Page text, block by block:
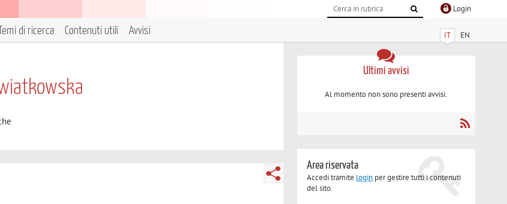
Login
IT EN
Temi di ricerca Contenuti utili Avvisi
Ultimi avvisi
Al momento non sono presenti avvisi.
Area riservata
Accedi tramite login per gestire tutti i contenuti
del sito.